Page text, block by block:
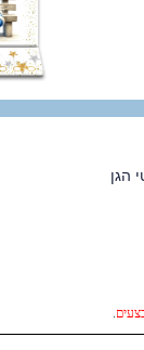
הגן
.